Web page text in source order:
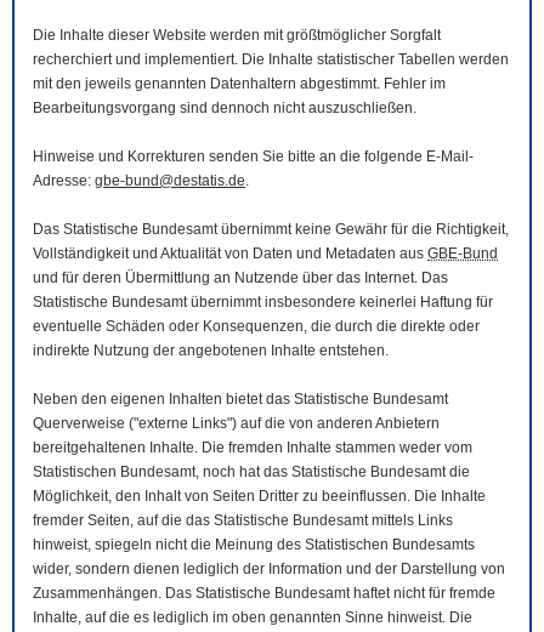
Die Inhalte dieser Website werden mit größtmöglicher Sorgfalt
recherchiert und implementiert. Die Inhalte statistischer Tabellen werden
mit den jeweils genannten Datenhaltern abgestimmt. Fehler im
Bearbeitungsvorgang sind dennoch nicht auszuschließen.
Hinweise und Korrekturen senden Sie bitte an die folgende E-Mail -
Adresse: gbe-bund@destatis.de.
Das Statistische Bundesamt übernimmt keine Gewähr für die Richtigkeit,
Vollständigkeit und Aktualität von Daten und Metadaten aus GBE-Bund
und für deren Übermittlung an Nutzende über das Internet. Das
Statistische Bundesamt übernimmt insbesondere keinerlei Haftung für
eventuelle Schäden oder Konsequenzen, die durch die direkte oder
indirekte Nutzung der angebotenen Inhalte entstehen.
Neben den eigenen Inhalten bietet das Statistische Bundesamt
Querverweise ("externe Links") auf die von anderen Anbietern
bereitgehaltenen Inhalte. Die fremden Inhalte stammen weder vom
Statistischen Bundesamt, noch hat das Statistische Bundesamt die
Möglichkeit, den Inhalt von Seiten Dritter zu beeinflussen. Die Inhalte
fremder Seiten, auf die das Statistische Bundesamt mittels Links
hinweist, spiegeln nicht die Meinung des Statistischen Bundesamts
wider, sondern dienen lediglich der Information und der Darstellung von
Zusammenhängen. Das Statistische Bundesamt haftet nicht für fremde
Inhalte, auf die es lediglich im oben genannten Sinne hinweist. Die